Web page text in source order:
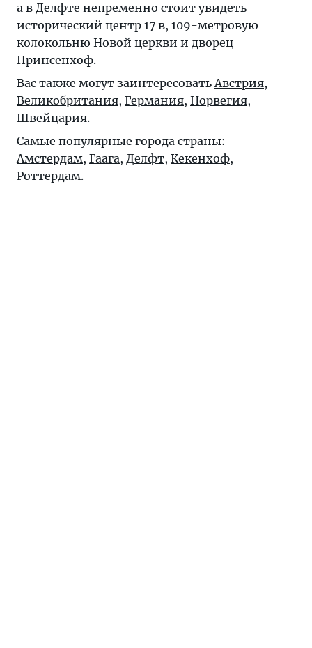
а в Делфте непременно стоит увидеть
исторический центр 17 в, 109-метровую
колокольню Новой церкви и дворец
Принсенхоф.
Вас также могут заинтересоватьАвстрия,
Великобритания, Германия, Норвегия,
Швейцария.
Самые популярные города страны:
Амстердам, Гаага, Делфт, Кекенхоф,
Роттердам.